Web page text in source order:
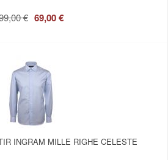
€ 69,00 €
INGRAM MILLE RIGHE CELESTE